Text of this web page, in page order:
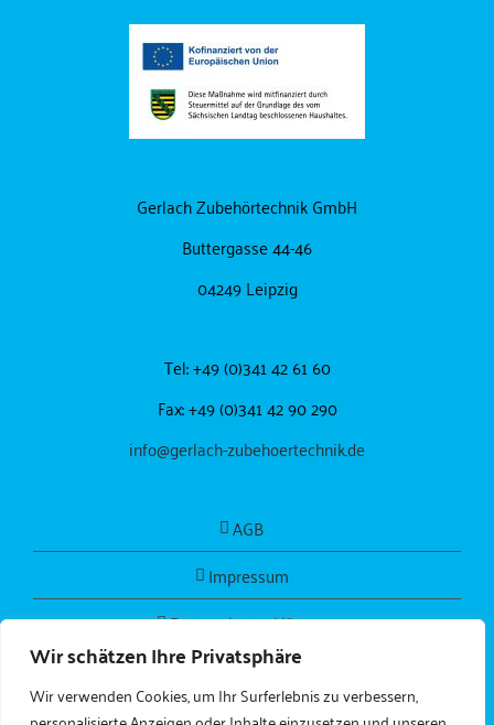
Wir schätzen Ihre Privatsphäre
Wir verwenden Cookies, um Ihr Surferlebnis zu verbessern,
Gerlach Zubehörtechnik GmbH
Buttergasse 44-46
04249 Leipzig
Tel: +49 (0)341 42 61 60
Fax: +49 (0)341 42 90 290
info@gerlach-zubehoertechnik.de
AGB
Impressum
Datenschutzerklärung